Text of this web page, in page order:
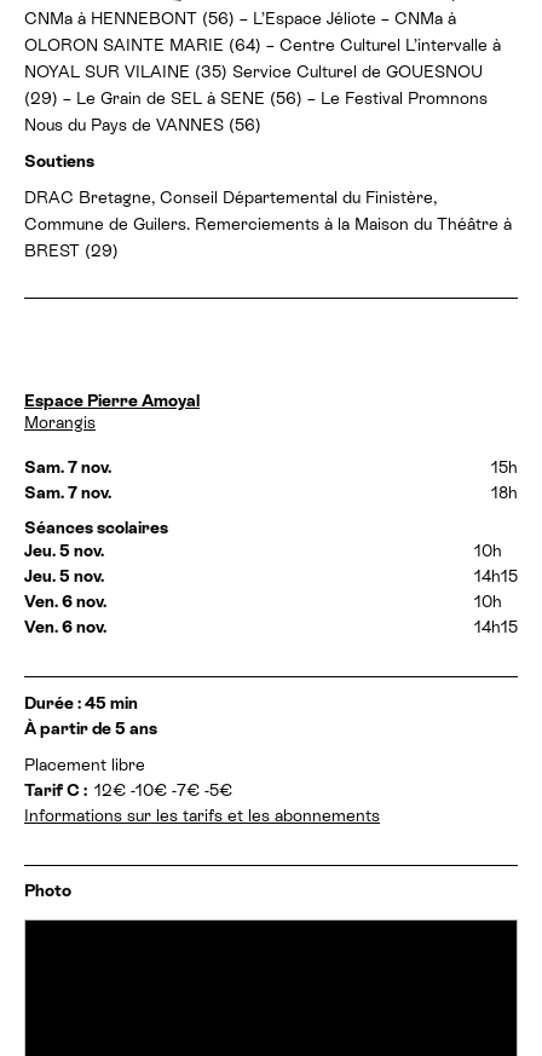
CNMa à HENNEBONT (56) – L’Espace Jéliote – CNMa à
OLORON SAINTE MARIE (64) – Centre Culturel L’intervalle à
NOYAL SUR VILAINE (35) Service Culturel de GOUESNOU
(29) – Le Grain de SEL à SENE (56) – Le Festival Promnons
Nous du Pays de VANNES (56)
Soutiens
DRAC Bretagne, Conseil Départemental du Finistère,
Commune de Guilers. Remerciements à la Maison du Théâtre à
BREST (29)
D
a
e
s
t
h
o
r
a
e
s
:
Espace Pierre Amoyal
Morangis
Sam. 7 nov.
15h
Sam. 7 nov.
18h
Séances scolaires
Jeu. 5 nov.
10h
Jeu. 5 nov.
14h15
Ven. 6 nov.
10h
Ven. 6 nov.
14h15
I
n
o
r
m
o
n
Durée : 45 min
À partir de 5 ans
Placement libre
Tarif C : 12€ -10€ -7€ -5€
Informations sur les tarifs et les abonnements
Photo